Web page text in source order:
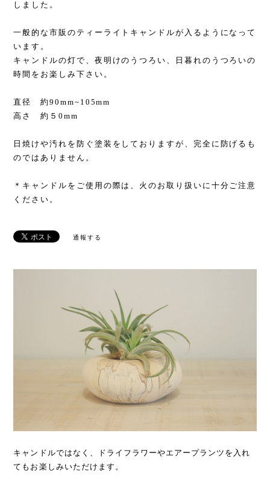
しました。
一般的な市販のティーライトキャンドルが入るようになって
います。
キャンドルの灯で、夜明けのうつろい、日暮れのうつろいの
時間をお楽しみ下さい。
直径 約90mm~105mm
高さ 約５0mm
日焼けや汚れを防ぐ塗装をしておりますが、完全に防げるも
のではありません。
＊キャンドルをご使用の際は、火のお取り扱いに十分ご注意
ください。
通報する
キャンドルではなく、ドライフラワーやエアープランツを入れ
てもお楽しみいただけます。